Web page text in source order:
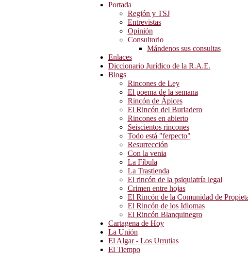
Portada
Región y TSJ
Entrevistas
Opinión
Consultorio
Mándenos sus consultas
Enlaces
Diccionario Jurídico de la R.A.E.
Blogs
Rincones de Ley
El poema de la semana
Rincón de Ápices
El Rincón del Burladero
Rincones en abierto
Seiscientos rincones
Todo está "ferpecto"
Resurrección
Con la venia
La Fíbula
La Trastienda
El rincón de la psiquiatría legal
Crimen entre hojas
El Rincón de la Comunidad de
El Rincón de los Idiomas
El Rincón Blanquinegro
Cartagena de Hoy
La Unión
El Algar - Los Urrutias
El Tiempo